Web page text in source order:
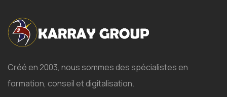
Créé en 2003, nous sommes des spécialistes en
formation, conseil et digitalisation.